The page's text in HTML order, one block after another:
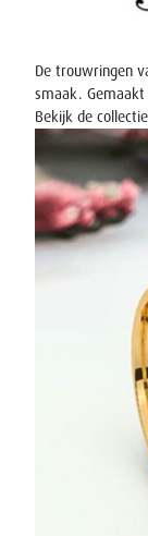
De trouwringen
smaak.
Bekijk de